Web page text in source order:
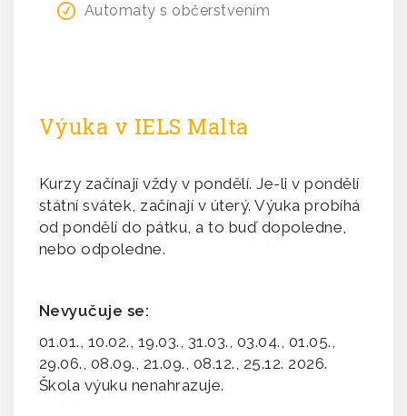
Automaty s občerstvením
Výuka v IELS Malta
Kurzy začínají vždy v pondělí. Je-li v pondělí
státní svátek, začínají v úterý. Výuka probíhá
od pondělí do pátku, a to buď dopoledne,
nebo odpoledne.
Nevyučuje se:
01.01., 10.02., 19.03., 31.03., 03.04., 01.05.,
29.06., 08.09., 21.09., 08.12., 25.12. 2026.
Škola výuku nenahrazuje.